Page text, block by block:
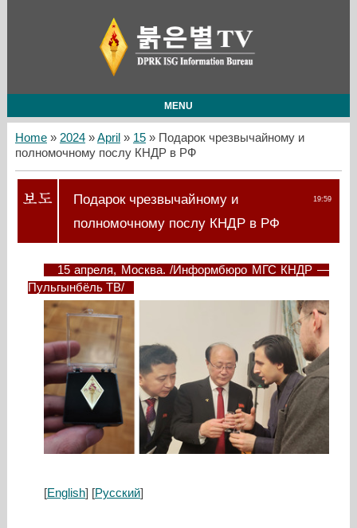
MENU
Home» 2024 »April » 15» Подарок чрезвычайному и
полномочному послу КНДР в РФ
19:59
Подарок чрезвычайному и
полномочному послу КНДР в РФ
15 апреля, Москва. /Информбюро МГС КНДР —
Пульгынбёль ТВ/
[English] [Русский]